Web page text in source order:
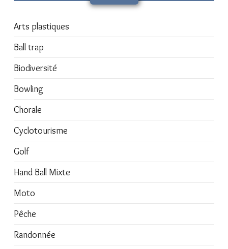
Arts plastiques
Ball trap
Biodiversité
Bowling
Chorale
Cyclotourisme
Golf
Hand Ball Mixte
Moto
Pêche
Randonnée